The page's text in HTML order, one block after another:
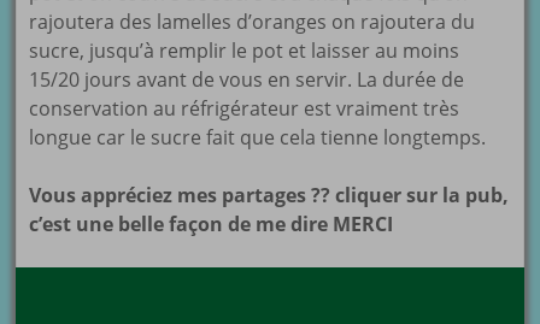
rajoutera des lamelles d’oranges on rajoutera du
sucre, jusqu’à remplir le pot et laisser au moins
15/20 jours avant de vous en servir. La durée de
conservation au réfrigérateur est vraiment très
longue car le sucre fait que cela tienne longtemps.
Vous appréciez mes partages ?? cliquer sur la pub,
c’est une belle façon de me dire MERCI